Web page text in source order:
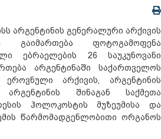
არგენტინის გენერალური არქივის
გაიმართება ფოტოგამოფენა
ებრაელების 26 საუკუნოვანი
არგენტინაში საქართველოს
არქივის, არგენტინის
შინაგან საქმეთა
ჰოლოკოსტის მუზეუმისა და
წარმომადგენლობითი ორგანოს